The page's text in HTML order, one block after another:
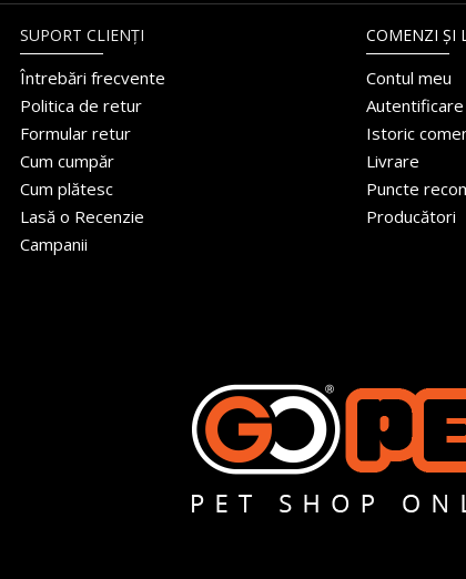
SUPORT CLIENȚI
Întrebări frecvente
Politica de retur
Formular retur
Cum cumpăr
Cum plătesc
Lasă o Recenzie
Campanii
COMENZI ȘI
Contul meu
Autentificare
Istoric
Livrare
Puncte
Producători